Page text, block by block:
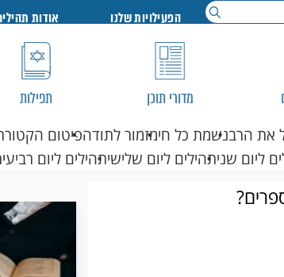
הפעילויות שלנו אודות
מדורי תוכן תפילות
את הרבנשמת כל חימזמור לתודהפיטום
ליום שניתהילים ליום שלישיתהילים ליום רביעי